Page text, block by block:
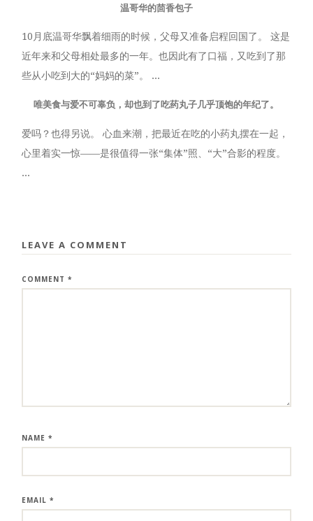
温哥华的茴香包子
10月底温哥华飘着细雨的时候，父母又准备启程回国了。 这是
近年来和父母相处最多的一年。也因此有了口福，又吃到了那
些从小吃到大的“妈妈的菜”。 ...
唯美食与爱不可辜负，却也到了吃药丸子几乎顶饱的年纪了。
爱吗？也得另说。 心血来潮，把最近在吃的小药丸摆在一起，
心里着实一惊——是很值得一张“集体”照、“大”合影的程度。
...
LEAVE A COMMENT
COMMENT*
NAME*
EMAIL*